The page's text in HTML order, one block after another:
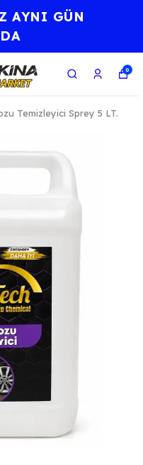
GÜN
0
Temizleyici Sprey 5 LT.